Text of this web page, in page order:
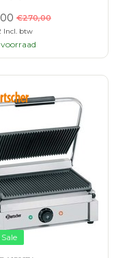
€270,00
Incl. btw